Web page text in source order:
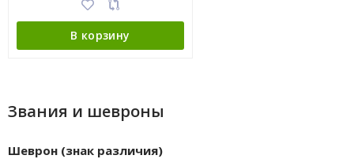
В корзину
Звания и шевроны
Шеврон (знак различия)